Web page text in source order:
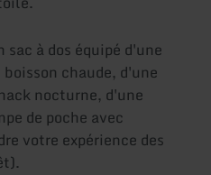
sac à dos équipé d'une
chaude, d'une
nocturne, d'une
de poche avec
votre expérience des